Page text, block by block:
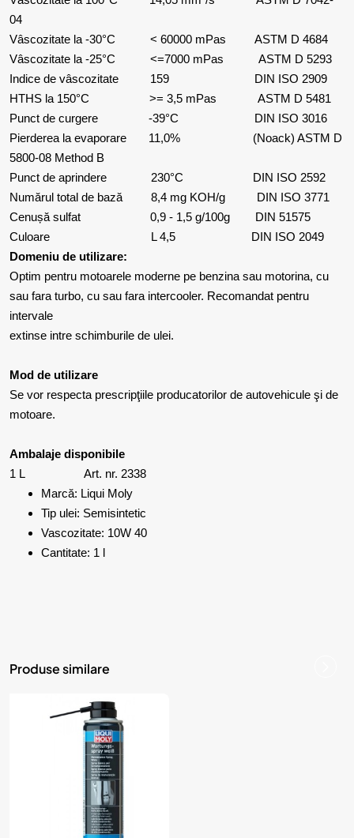
04
Vâscozitate la -30°C < 60000 mPas ASTM D 4684
Vâscozitate la -25°C <=7000 mPas ASTM D 5293
Indice de vâscozitate 159 DIN ISO 2909
HTHS la 150°C >= 3,5 mPas ASTM D 5481
Punct de curgere -39°C DIN ISO 3016
Pierderea la evaporare 11,0% (Noack) ASTM D
5800-08 Method B
Punct de aprindere 230°C DIN ISO 2592
Numărul total de bază 8,4 mg KOH/g DIN ISO 3771
Cenușă sulfat 0,9 - 1,5 g/100g DIN 51575
Culoare L 4,5 DIN ISO 2049
Domeniu de utilizare:
Optim pentru motoarele moderne pe benzina sau motorina, cu
sau fara turbo, cu sau fara intercooler. Recomandat pentru
intervale
extinse intre schimburile de ulei.
Mod de utilizare
Se vor respecta prescripţiile producatorilor de autovehicule şi de
motoare.
Ambalaje disponibile
1 L Art. nr. 2338
Marcă: Liqui Moly
Tip ulei: Semisintetic
Vascozitate: 10W 40
Cantitate: 1 l
Produse similare